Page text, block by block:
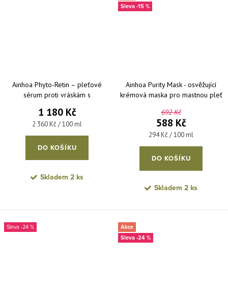
Ainhoa Phyto-Retin – pleťové
sérum proti vráskám s
1 180 Kč
Měrná cena:
2 360 Kč / 100 ml
DO KOŠÍKU
Skladem 2 ks
-15 %
Ainhoa Purity Mask - osvěžující
krémová maska pro mastnou pleť
692 Kč
588 Kč
Měrná cena:
294 Kč / 100 ml
DO KOŠÍKU
Skladem 2 ks
-24 %
Akce
-24 %